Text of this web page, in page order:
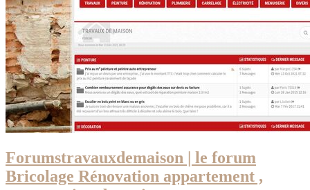
Forumstravaux­demai­son | le forum
Bricolage Rénovation appartement ,